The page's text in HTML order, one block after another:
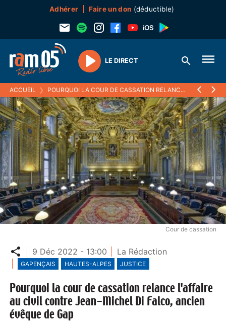
Adhérer Faire un don (déductible)
Play
LE DIRECT
ACCUEIL ❯ POURQUOI LA COUR DE CASSATION RELANCE L'AFFAIRE AU CIVIL CONTRE JEAN-MICHEL DI FALCO, ANCIEN ÉVÊQUE DE GAP
Cour de cassation
Partager
9 Déc 2022 - 13:00 La Rédaction
GAPENÇAIS HAUTES-ALPES JUSTICE
Pourquoi la cour de cassation relance l'affaire
au civil contre Jean-Michel Di Falco, ancien
évêque de Gap